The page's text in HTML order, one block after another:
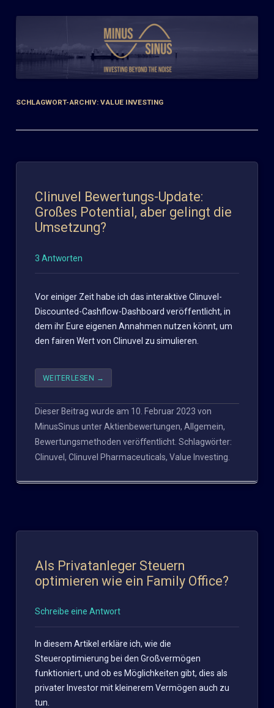
SCHLAGWORT-ARCHIV: VALUE INVESTING
Clinuvel Bewertungs-Update:
Großes Potential, aber gelingt die
Umsetzung?
3 Antworten
Vor einiger Zeit habe ich das interaktive Clinuvel-
Discounted-Cashflow-Dashboard veröffentlicht, in
dem ihr Eure eigenen Annahmen nutzen könnt, um
den fairen Wert von Clinuvel zu simulieren.
WEITERLESEN →
Dieser Beitrag wurde am 10. Februar 2023 von
MinusSinus unterAktienbewertungen, Allgemein,
Bewertungsmethoden veröffentlicht. Schlagwörter:
Clinuvel , Clinuvel Pharmaceuticals, Value Investing
Als Privatanleger Steuern
optimieren wie ein Family Office?
Schreibe eine Antwort
In diesem Artikel erkläre ich, wie die
Steueroptimierung bei den Großvermögen
funktioniert, und ob es Möglichkeiten gibt, dies als
privater Investor mit kleinerem Vermögen auch zu
tun.